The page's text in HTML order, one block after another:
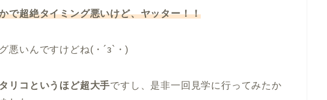
で超絶タイミング悪いけど、ヤッター！！
悪いんですけどね(・´з`・)
リコというほど超大手ですし、是非一回見学に行ってみたか